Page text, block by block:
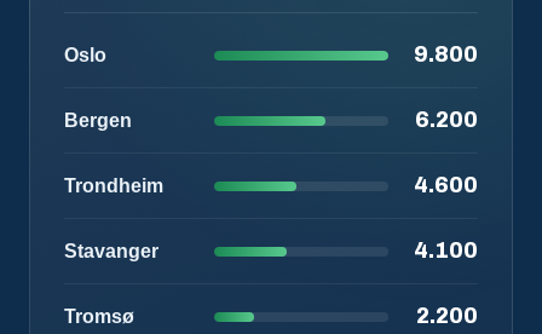
Oslo 9.800
Bergen 6.200
Trondheim 4.600
Stavanger 4.100
Tromsø 2.200